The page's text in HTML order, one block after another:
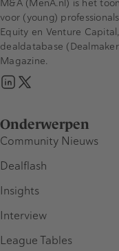
Onderwerpen
Community Nieuws
Dealflash
Insights
Interview
League Tables
M&A (MenA.nl) is het
voor (young)
Equity en Venture
dealdatabase
Magazine.